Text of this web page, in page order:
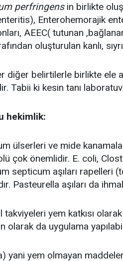
perfringensin birlikte
Enterohemorajik
AEEC( tutunan
oluşturulan kanlı,
diğer belirtilerle birlikte ele
Tabii ki kesin tanı
hekimlik:
ülserleri ve mide
çok önemlidir. E. coli,
septicum aşıları rapelleri
Pasteurella aşıları da
takviyeleri yem katkısı
olarak da uygulama
yani yem olmayan